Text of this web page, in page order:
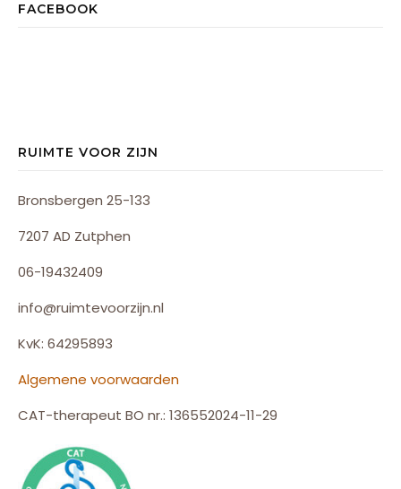
FACEBOOK
RUIMTE VOOR ZIJN
Bronsbergen 25-133
7207 AD Zutphen
06-19432409
info@ruimtevoorzijn.nl
KvK: 64295893
Algemene voorwaarden
CAT-therapeut BO nr.: 136552024-11-29